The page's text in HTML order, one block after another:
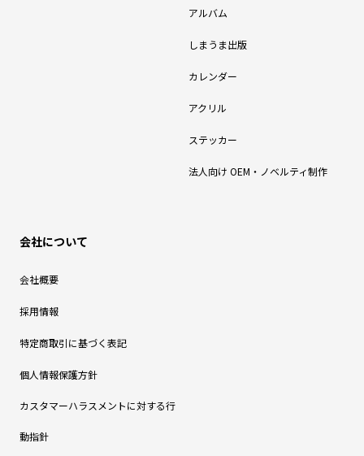
アルバム
しまうま出版
カレンダー
アクリル
ステッカー
法人向け OEM・ノベルティ制作
会社について
会社概要
採用情報
特定商取引に基づく表記
個人情報保護方針
カスタマーハラスメントに対する行
動指針